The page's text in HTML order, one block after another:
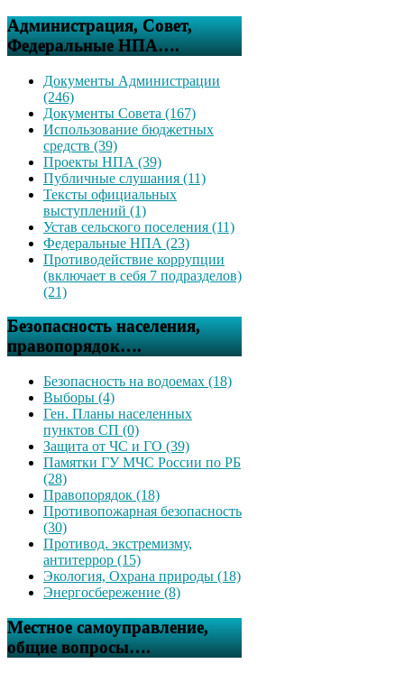
Администрация, Совет,
Федеральные НПА….
Документы Администрации
(246)
Документы Совета (167)
Использование бюджетных
средств (39)
Проекты НПА (39)
Публичные слушания (11)
Тексты официальных
выступлений (1)
Устав сельского поселения (11)
Федеральные НПА (23)
Противодействие коррупции
(включает в себя 7 подразделов)
(21)
Безопасность населения,
правопорядок….
Безопасность на водоемах (18)
Выборы (4)
Ген. Планы населенных
пунктов СП (0)
Защита от ЧС и ГО (39)
Памятки ГУ МЧС России по РБ
(28)
Правопорядок (18)
Противопожарная безопасность
(30)
Противод. экстремизму,
антитеррор (15)
Экология, Охрана природы (18)
Энергосбережение (8)
Местное самоуправление,
общие вопросы….